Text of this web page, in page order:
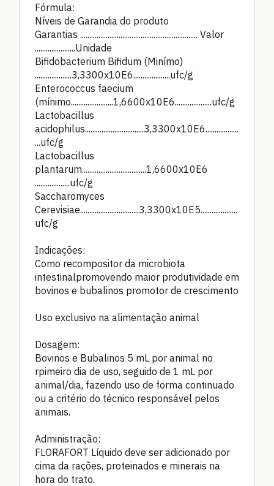
Fórmula:
Níveis de Garandia do produto
Garantias ................................................................ Valor
......................Unidade
Bifidobacterium Bifidum (Minímo)
....................3,3300x10E6....................ufc/g
Enterococcus faecium
(mínimo.......................1,6600x10E6....................ufc/g
Lactobacillus
acidophilus................................3,3300x10E6..................
...ufc/g
Lactobacillus
plantarum...................................1,6600x10E6
...................ufc/g
Saccharomyces
Cerevisiae................................3,3300x10E5....................
ufc/g
Indicações:
Como recompositor da microbiota
intestinalpromovendo maior produtividade em
bovinos e bubalinos promotor de crescimento
Uso exclusivo na alimentação animal
Dosagem:
Bovinos e Bubalinos 5 mL por animal no
rpimeiro dia de uso, seguido de 1 mL por
animal/dia, fazendo uso de forma continuado
ou a critério do técnico responsável pelos
animais.
Administração:
FLORAFORT Líquido deve ser adicionado por
cima da rações, proteinados e minerais na
hora do trato.